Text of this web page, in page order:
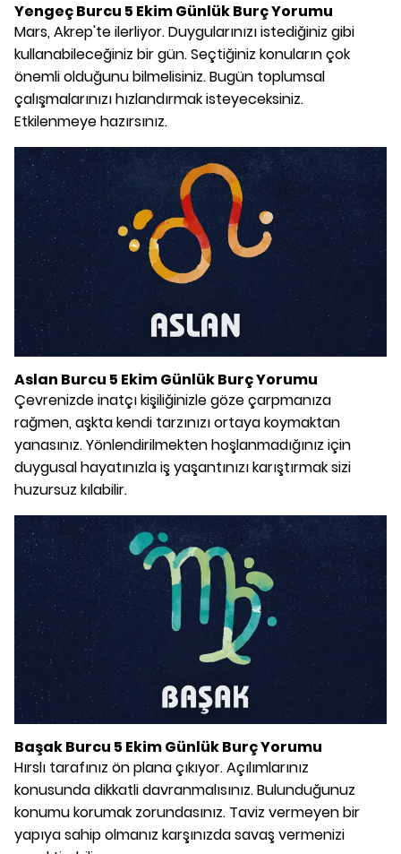
Yengeç Burcu 5 Ekim Günlük Burç Yorumu
Mars, Akrep'te ilerliyor. Duygularınızı istediğiniz gibi
kullanabileceğiniz bir gün. Seçtiğiniz konuların çok
önemli olduğunu bilmelisiniz. Bugün toplumsal
çalışmalarınızı hızlandırmak isteyeceksiniz.
Etkilenmeye hazırsınız.
Aslan Burcu 5 Ekim Günlük Burç Yorumu
Çevrenizde inatçı kişiliğinizle göze çarpmanıza
rağmen, aşkta kendi tarzınızı ortaya koymaktan
yanasınız. Yönlendirilmekten hoşlanmadığınız için
duygusal hayatınızla iş yaşantınızı karıştırmak sizi
huzursuz kılabilir.
Başak Burcu 5 Ekim Günlük Burç Yorumu
Hırslı tarafınız ön plana çıkıyor. Açılımlarınız
konusunda dikkatli davranmalısınız. Bulunduğunuz
konumu korumak zorundasınız. Taviz vermeyen bir
yapıya sahip olmanız karşınızda savaş vermenizi